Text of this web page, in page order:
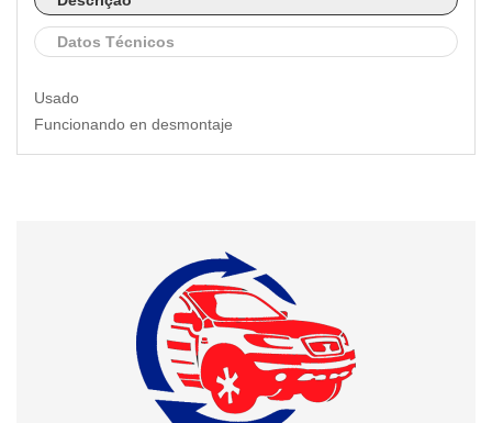
Datos Técnicos
Usado
Funcionando en desmontaje